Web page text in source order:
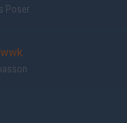
Poser